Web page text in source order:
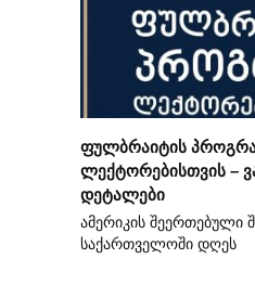
ფულბრაიტის
ლექტორებისთვის –
დეტალები
ამერიკის შეერთებული
საქართველოში დღეს